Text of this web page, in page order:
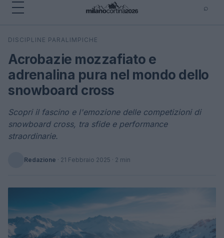
⌕
Cerca
DISCIPLINE PARALIMPICHE
Acrobazie mozzafiato e
adrenalina pura nel mondo dello
snowboard cross
Scopri il fascino e l'emozione delle competizioni di
snowboard cross, tra sfide e performance
straordinarie.
Redazione · 21 Febbraio 2025 · 2 min